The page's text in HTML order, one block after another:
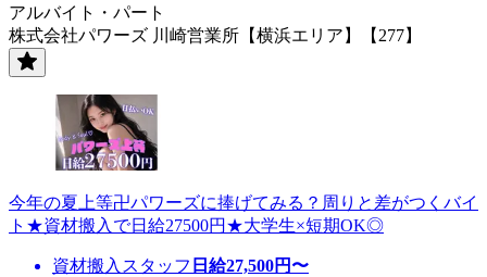
アルバイト・パート
株式会社パワーズ 川崎営業所【横浜エリア】【277】
今年の夏上等卍パワーズに捧げてみる？周りと差がつくバイ
ト★資材搬入で日給27500円★大学生×短期OK◎
資材搬入スタッフ 日給27,500円〜